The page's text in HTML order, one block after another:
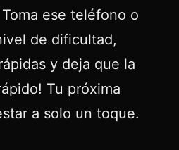
ese teléfono o
de dificultad,
y deja que la
Tu próxima
a solo un toque.